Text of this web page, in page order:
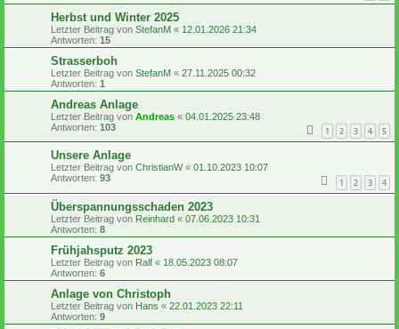
Herbst und Winter 2025
Letzter Beitrag von StefanM « 12.01.2026 21:34
Antworten: 15
Strasserboh
Letzter Beitrag von StefanM « 27.11.2025 00:32
Antworten: 1
Andreas Anlage
Letzter Beitrag von Andreas « 04.01.2025 23:48
Antworten: 103 1 2 3 4 5
Unsere Anlage
Letzter Beitrag von ChristianW« 01.10.2023 10:07
Antworten: 93 1 2 3 4
Überspannungsschaden 2023
Letzter Beitrag von Reinhard « 07.06.2023 10:31
Antworten: 8
Frühjahsputz 2023
Letzter Beitrag von Ralf « 18.05.2023 08:07
Antworten: 6
Anlage von Christoph
Letzter Beitrag von Hans « 22.01.2023 22:11
Antworten: 9